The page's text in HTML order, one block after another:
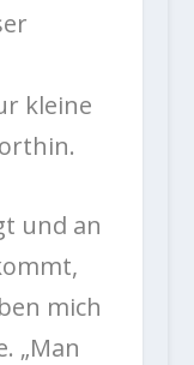
kleine
und an
mich
„Man